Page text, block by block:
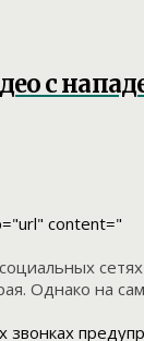
с
content="
Однако на